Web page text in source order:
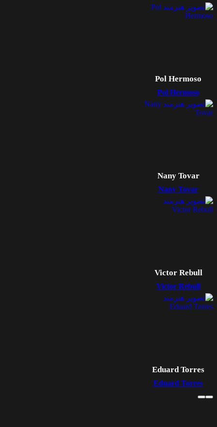
Pol Hermoso
Pol Hermoso
Nany Tovar
Nany Tovar
Victor Rebull
Victor Rebull
Eduard Torres
Eduard Torres